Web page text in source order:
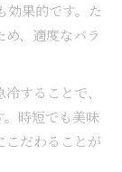
効果的です。た
、適度なバラ
することで、
時短でも美味
こだわることが